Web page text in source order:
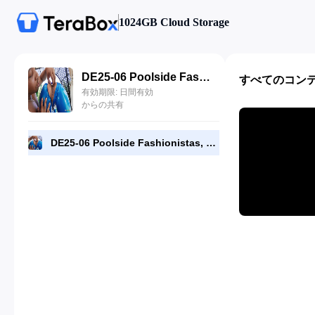
1024GB Cloud Storage
DE25-06 Poolside Fashionistas, Luna Star, Ryan Reid.mp4
有効期限: 日間有効
からの共有
DE25-06 Poolside Fashionistas, Luna Star, Ryan Reid.mp4
すべてのコン